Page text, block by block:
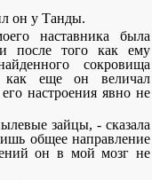
он у Танды.
наставника была
после того как ему
сокровища
как еще он величал
настроения явно не
зайцы, - сказала
общее направление
он в мой мозг не